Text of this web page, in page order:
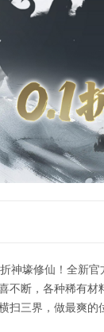
神壕修仙！全新
断，各种稀有
扫三界，做最爽的